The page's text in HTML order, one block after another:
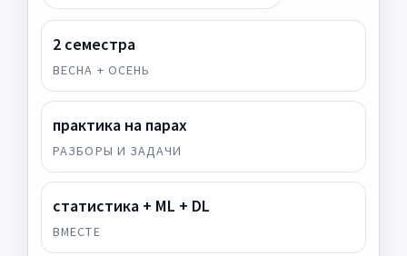
2 семестра
ВЕСНА + ОСЕНЬ
практика на парах
РАЗБОРЫ И ЗАДАЧИ
статистика + ML + DL
ВМЕСТЕ